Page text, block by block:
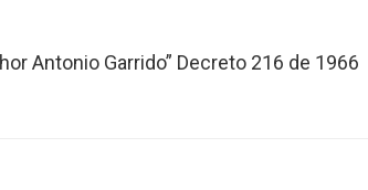
Antonio Garrido” Decreto 216 de 1966